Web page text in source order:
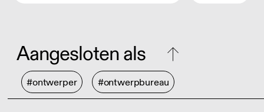
Aangesloten als
#ontwerper #ontwerpbureau